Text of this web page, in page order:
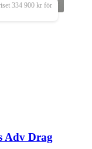
334 900 kr för
Adv Drag